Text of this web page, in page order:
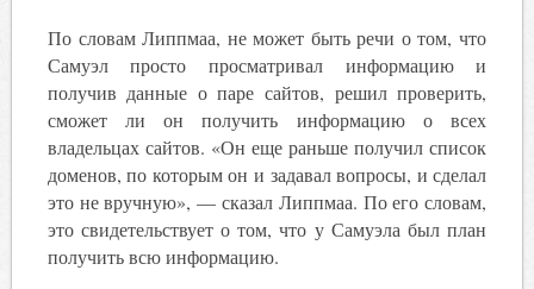
По словам Липпмаа, не может быть речи о том, что
Самуэл просто просматривал информацию и
получив данные о паре сайтов, решил проверить,
сможет ли он получить информацию о всех
владельцах сайтов. «Он еще раньше получил список
доменов, по которым он и задавал вопросы, и сделал
это не вручную», — сказал Липпмаа. По его словам,
это свидетельствует о том, что у Самуэла был план
получить всю информацию.